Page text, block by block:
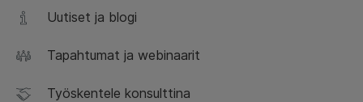
Uutiset ja blogi
Tapahtumat ja webinaarit
Työskentele konsulttina